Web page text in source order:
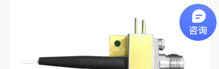
计，成为光子技术领域的“精密手术刀”。四川梓冠光电将从技术
原理、核心参数到六大应用场景，深度解析这款激光器的革新价
值。 一、窄线宽单频光纤激光器的产品定...